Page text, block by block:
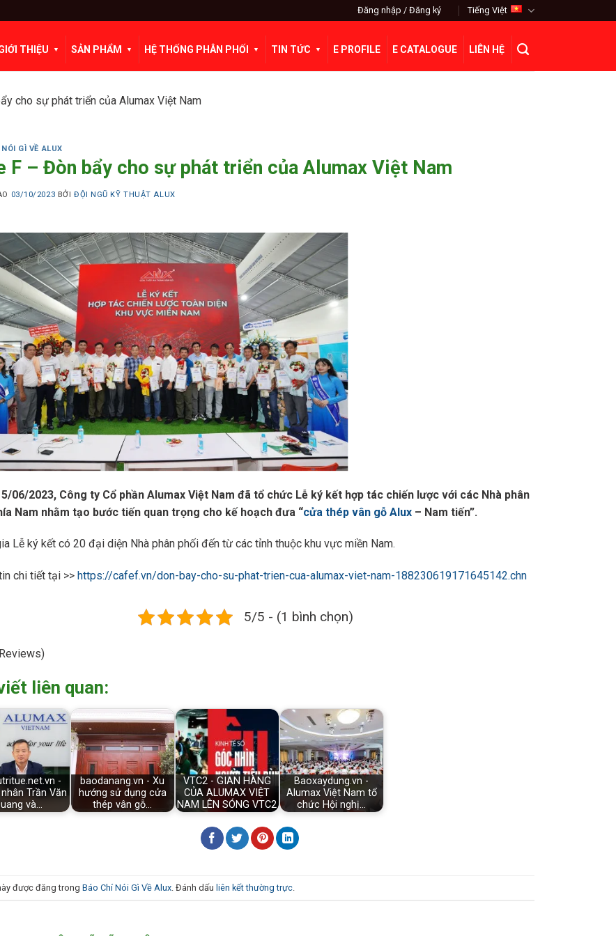
Đăng nhập / Đăng ký Tiếng Việt
THIỆU SẢN PHẨM HỆ THỐNG PHÂN PHỐI TIN TỨC E PROFILE E CATALOGUE LIÊN HỆ
cho sự phát triển của Alumax Việt Nam
GÌ VỀ ALUX
F – Đòn bẩy cho sự phát triển của Alumax Việt Nam
03/10/2023 BỞI ĐỘI NGŨ KỸ THUẬT ALUX
06/2023, Công ty Cổ phần Alumax Việt Nam đã tổ chức Lễ ký kết hợp tác chiến lược với các Nhà phân
Nam nhằm tạo bước tiến quan trọng cho kế hoạch đưa “cửa thép vân gỗ Alux– Nam tiến”.
Lễ ký kết có 20 đại diện Nhà phân phối đến từ các tỉnh thuộc khu vực miền Nam.
chi tiết tại >> https://cafef.vn/don-bay-cho-su-phat-trien-cua-alumax-viet-nam-188230619171645142.chn
5/5 - (1 bình chọn)
liên quan:
-
Trần Văn
và…
baodanang.vn - Xu
hướng sử dụng cửa
thép vân gỗ…
VTC2 - GIAN HÀNG
CỦA ALUMAX VIỆT
NAM LÊN SÓNG VTC2
Baoxaydung.vn -
Alumax Việt Nam tổ
chức Hội nghị…
được đăng trong Báo Chí Nói Gì Về Alux. Đánh dấu liên kết thường trực.